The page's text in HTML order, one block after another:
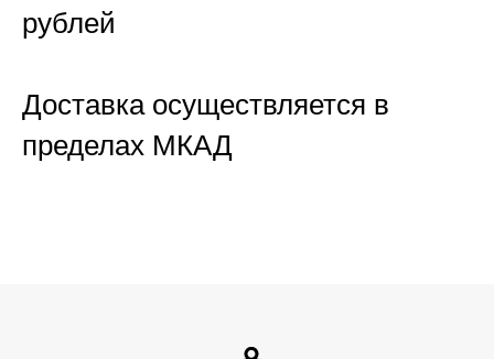
рублей
Доставка осуществляется в
пределах МКАД